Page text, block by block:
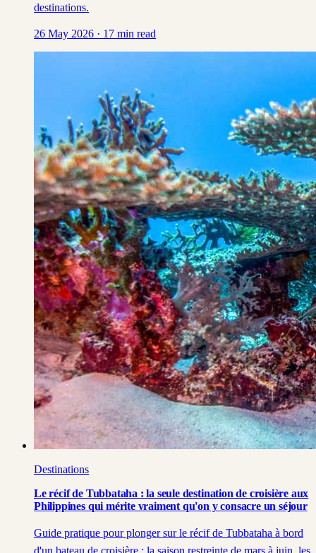
destinations.
26 May 2026 · 17 min read
Destinations
Le récif de Tubbataha : la seule destination de croisière aux
Philippines qui mérite vraiment qu'on y consacre un séjour
Guide pratique pour plonger sur le récif de Tubbataha à bord
d'un bateau de croisière : la saison restreinte de mars à juin, les